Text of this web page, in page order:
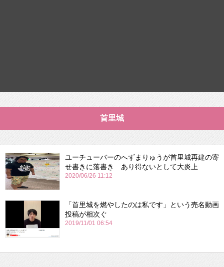
首里城
ユーチューバーのへずまりゅうが首里城再建の寄
せ書きに落書き あり得ないとして大炎上
2020/06/26 11:12
「首里城を燃やしたのは私です」という売名動画
投稿が相次ぐ
2019/11/01 06:54